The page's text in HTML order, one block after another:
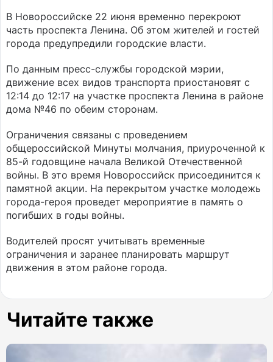
В Новороссийске 22 июня временно перекроют
часть проспекта Ленина. Об этом жителей и гостей
города предупредили городские власти.
По данным пресс-службы городской мэрии,
движение всех видов транспорта приостановят с
12:14 до 12:17 на участке проспекта Ленина в районе
дома №46 по обеим сторонам.
Ограничения связаны с проведением
общероссийской Минуты молчания, приуроченной к
85-й годовщине начала Великой Отечественной
войны. В это время Новороссийск присоединится к
памятной акции. На перекрытом участке молодежь
города-героя проведет мероприятие в память о
погибших в годы войны.
Водителей просят учитывать временные
ограничения и заранее планировать маршрут
движения в этом районе города.
Читайте также